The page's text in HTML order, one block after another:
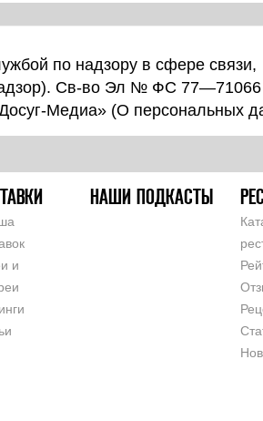
по надзору в сфере связи,
Св-во Эл № ФС 77—71066
Медиа» (О персональных
и
НАШИ ПОДКАСТЫ